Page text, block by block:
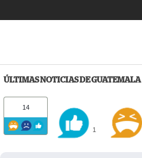
ÚLTIMAS NOTICIAS DE GUATEMALA
14
1